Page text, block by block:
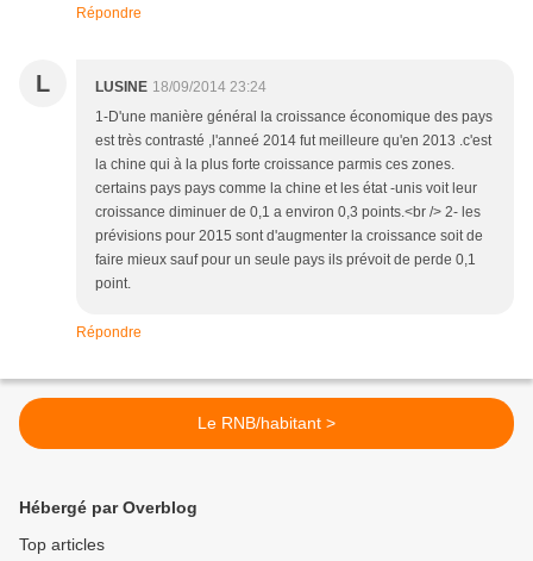
Répondre
L LUSINE 18/09/2014 23:24
1-D'une manière général la croissance économique des pays
est très contrasté ,l'anneé 2014 fut meilleure qu'en 2013 .c'est
la chine qui à la plus forte croissance parmis ces zones.
certains pays pays comme la chine et les état -unis voit leur
croissance diminuer de 0,1 a environ 0,3 points.<br /> 2- les
prévisions pour 2015 sont d'augmenter la croissance soit de
faire mieux sauf pour un seule pays ils prévoit de perde 0,1
point.
Répondre
Le RNB/habitant >
Hébergé par Overblog
Top articles